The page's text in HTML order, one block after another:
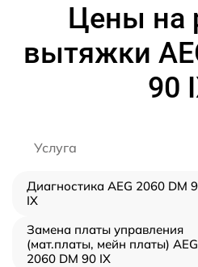
Цены на
вытяжки
90
Услуга
Диагностика AEG 2060 DM
IX
Замена платы управления
(мат.платы, мейн платы) AEG
2060 DM 90 IX